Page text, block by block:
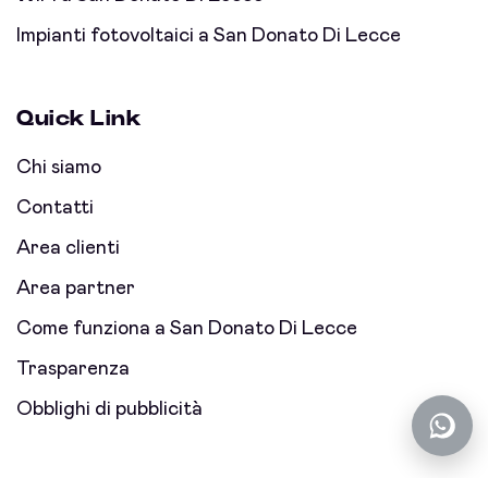
Impianti fotovoltaici a San Donato Di Lecce
Quick Link
Chi siamo
Contatti
Area clienti
Area partner
Come funziona a San Donato Di Lecce
Trasparenza
Obblighi di pubblicità